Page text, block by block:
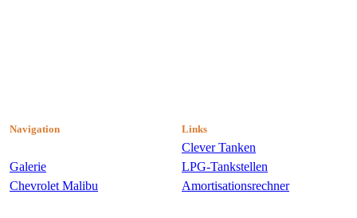
Navigation Links
Clever Tanken
Galerie
LPG-Tankstellen
Chevrolet Malibu
Amortisationsrechner